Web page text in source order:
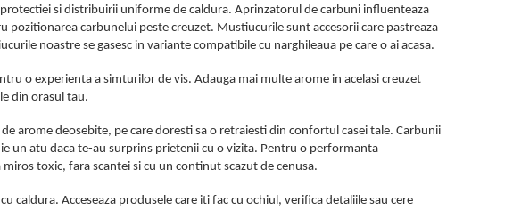
si distribuirii uniforme de caldura. Aprinzatorul de carbuni influenteaza
carbunelui peste creuzet. Mustiucurile sunt accesorii care pastreaza
noastre se gasesc in variante compatibile cu narghileaua pe care o ai acasa.
o experienta a simturilor de vis. Adauga mai multe arome in acelasi creuzet
din orasul tau.
arome deosebite, pe care doresti sa o retraiesti din confortul casei tale. Carbunii
un atu daca te-au surprins prietenii cu o vizita. Pentru o performanta
toxic, fara scantei si cu un continut scazut de cenusa.
caldura. Acceseaza produsele care iti fac cu ochiul, verifica detaliile sau cere